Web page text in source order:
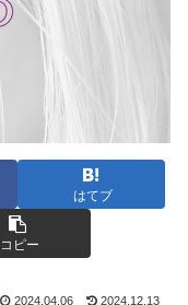
はてブ
コピー
2024.04.06 2024.12.13